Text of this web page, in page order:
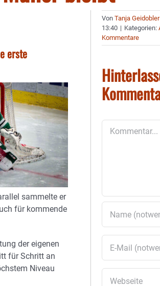
erste
sammelte er
für kommende
der eigenen
für Schritt an
Niveau
VonTanja Geidobler
13:40 | Kategorien:
Kommentare